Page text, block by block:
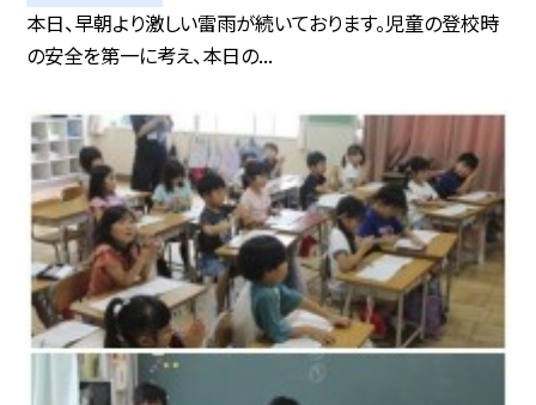
本日、早朝より激しい雷雨が続いております。児童の登校時
の安全を第一に考え、本日の...